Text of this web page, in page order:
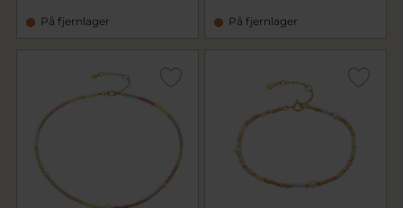
På fjernlager På fjernlager